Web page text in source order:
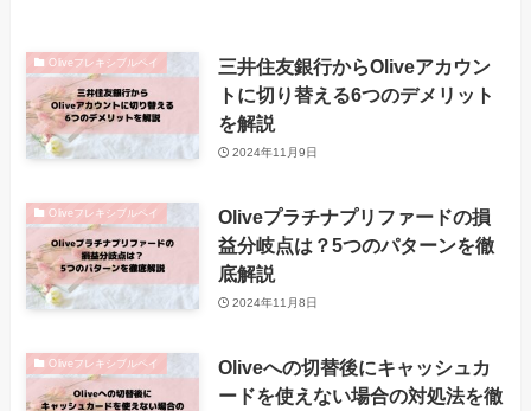
Oliveフレキシブルペイ
三井住友銀行からOliveアカウン
トに切り替える6つのデメリット
を解説
2024年11月9日
Oliveフレキシブルペイ
Oliveプラチナプリファードの損
益分岐点は？5つのパターンを徹
底解説
2024年11月8日
Oliveフレキシブルペイ
Oliveへの切替後にキャッシュカ
ードを使えない場合の対処法を徹